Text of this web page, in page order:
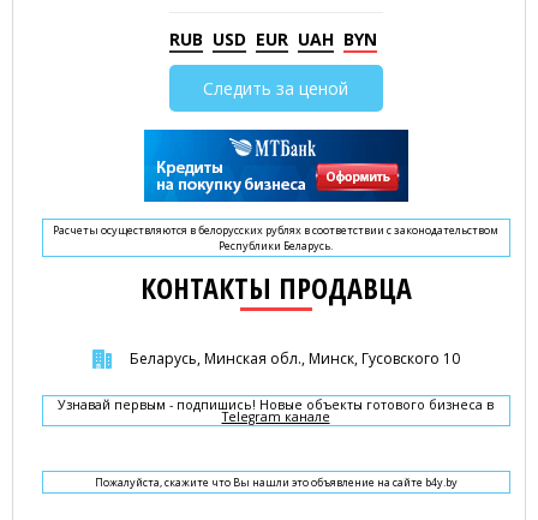
RUB USD EUR UAH BYN
Следить за ценой
Расчеты осуществляются в белорусских рублях в соответствии с законодательством
Республики Беларусь.
КОНТАКТЫ ПРОДАВЦА
Беларусь, Минская обл., Минск, Гусовского 10
Узнавай первым - подпишись! Новые объекты готового бизнеса в
Telegram канале
Пожалуйста, скажите что Вы нашли это объявление на сайте b4y.by